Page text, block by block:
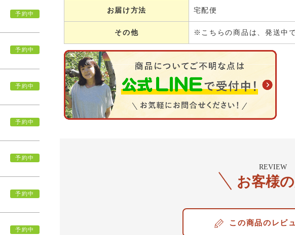
お届け方法 宅配便
その他 ※こちらの商品は、発送中
REVIEW
お客様
レビ